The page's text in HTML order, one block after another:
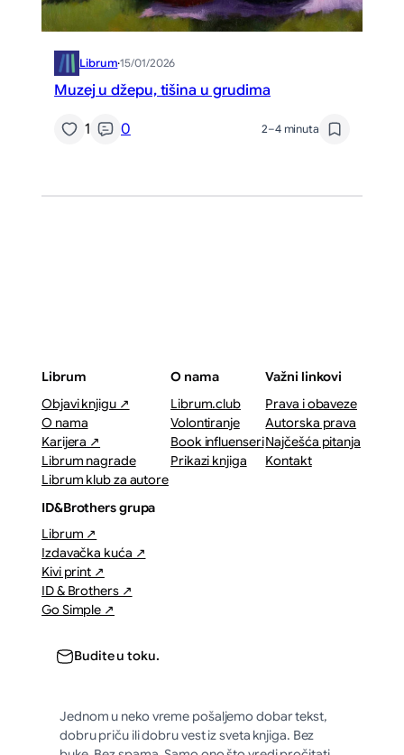
Librum·15/01/2026
Muzej u džepu, tišina u grudima
1 0 2–4 minuta
Librum
Objavi knjigu ↗
O nama
Karijera ↗
Librum nagrade
Librum klub za autore
O nama
Librum.club
Volontiranje
Book influenseri
Prikazi knjiga
Važni linkovi
Prava i obaveze
Autorska prava
Najčešća pitanja
Kontakt
ID&Brothers grupa
Librum ↗
Izdavačka kuća ↗
Kivi print ↗
ID & Brothers ↗
Go Simple ↗
Budite u toku.
Jednom u neko vreme pošaljemo dobar tekst,
dobru priču ili dobru vest iz sveta knjiga. Bez